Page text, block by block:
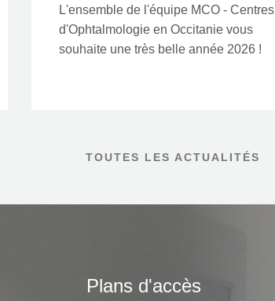
L'ensemble de l'équipe MCO - Centres
d'Ophtalmologie en Occitanie vous
souhaite une très belle année 2026 !
TOUTES LES ACTUALITÉS
Plans d'accès